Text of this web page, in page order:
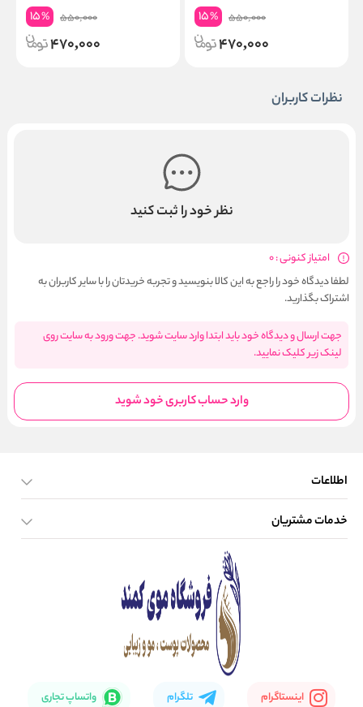
550,000
15%
470,000
550,000
15%
470,000
نظرات کاربران
نظر خود را ثبت کنید
امتیاز کنونی : 0
لطفا دیدگاه خود را راجع به این کالا بنویسید و تجربه خریدتان را با سایر کاربران به
اشتراک بگذارید.
جهت ارسال و دیدگاه خود باید ابتدا وارد سایت شوید. جهت ورود به سایت روی
لینک زیر کلیک نمایید.
وارد حساب کاربری خود شوید
اطلاعات
صفحه اصلی
خدمات مشتریان
اینستاگرام تلگرام واتساپ تجاری